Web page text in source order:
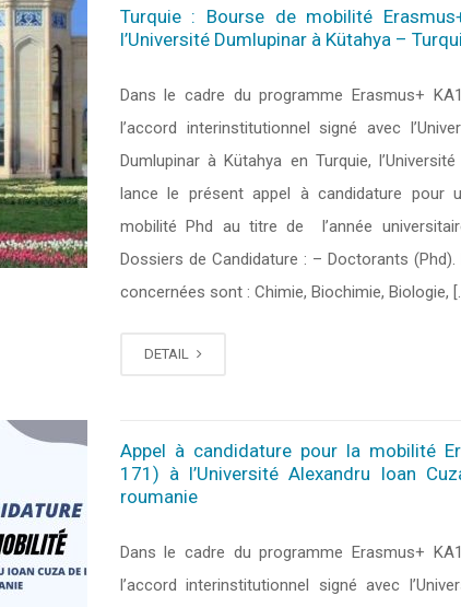
Turquie : Bourse de mobilité
l’Université Dumlupinar à Kütahya –
Dans le cadre du programme Erasmus+
l’accord interinstitutionnel signé avec
Dumlupinar à Kütahya en Turquie,
lance le présent appel à candidature pour
mobilité Phd au titre de l’année
Dossiers de Candidature : – Doctorants (Phd).
concernées sont : Chimie, Biochimie, Biologie,
DETAIL
Appel à candidature pour la mobilité
171) à l’Université Alexandru Ioan
roumanie
Dans le cadre du programme Erasmus+
l’accord interinstitutionnel signé avec